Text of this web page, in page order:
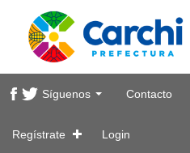
Síguenos Contacto
Regístrate Login